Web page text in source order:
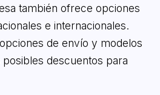
también ofrece opciones
e internacionales.
de envío y modelos
descuentos para